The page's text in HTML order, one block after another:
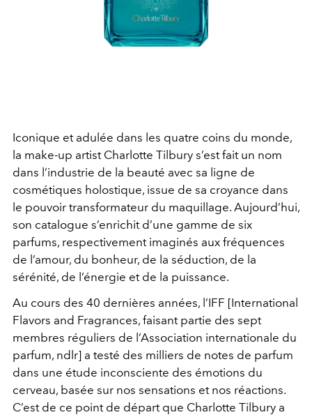
Iconique et adulée dans les quatre coins du monde,
la make-up artist Charlotte Tilbury s’est fait un nom
dans l’industrie de la beauté avec sa ligne de
cosmétiques holostique, issue de sa croyance dans
le pouvoir transformateur du maquillage. Aujourd’hui,
son catalogue s’enrichit d’une gamme de six
parfums, respectivement imaginés aux fréquences
de l’amour, du bonheur, de la séduction, de la
sérénité, de l’énergie et de la puissance.
Au cours des 40 dernières années, l’IFF [International
Flavors and Fragrances, faisant partie des sept
membres réguliers de l’Association internationale du
parfum, ndlr] a testé des milliers de notes de parfum
dans une étude inconsciente des émotions du
cerveau, basée sur nos sensations et nos réactions.
C’est de ce point de départ que Charlotte Tilbury a